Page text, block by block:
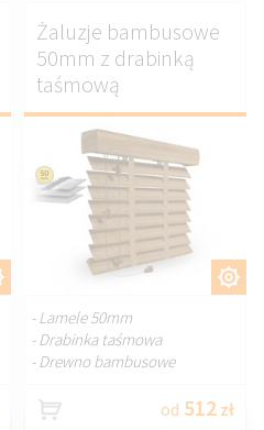
DOSTOSUJ.
Żaluzje bambusowe
50mm z drabinką
taśmową
- Lamele 50mm
- Drabinka taśmowa
- Drewno bambusowe
od 512 zł